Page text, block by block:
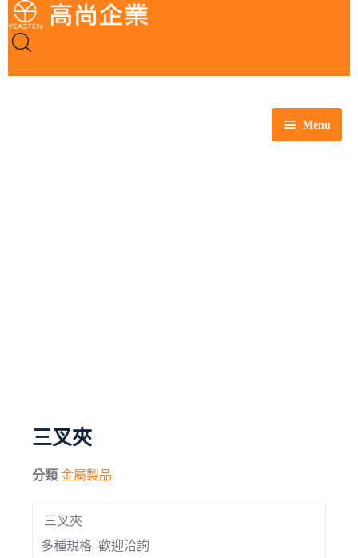
Menu
化學試藥
三叉夾
分類 金屬製品
三叉夾
多種規格 歡迎洽詢